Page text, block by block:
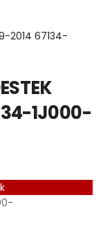
2014 67134-
1J000-